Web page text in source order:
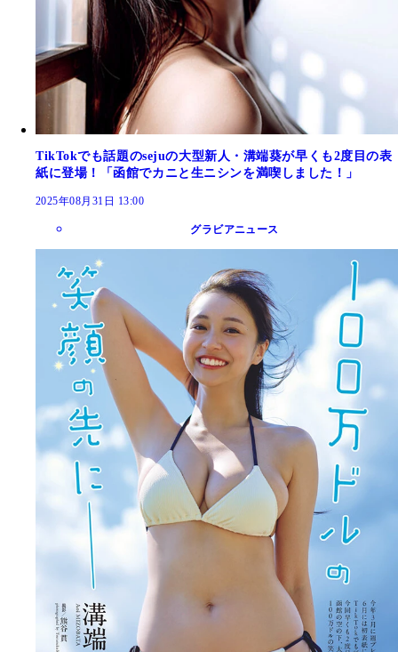
TikTokでも話題のsejuの大型新人・溝端葵が早くも2度目の表
紙に登場！「函館でカニと生ニシンを満喫しました！」
2025年08月31日 13:00
グラビアニュース